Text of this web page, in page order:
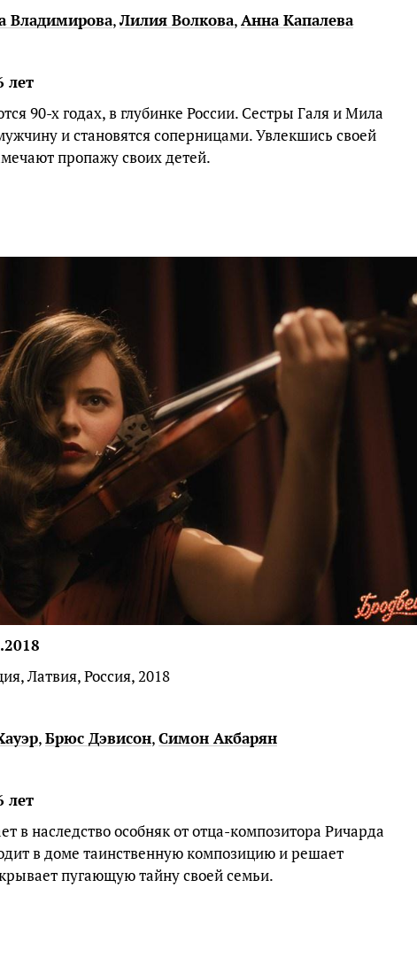
Владимирова,Лилия Волкова,Анна Капалева
лет
90-х годах, в глубинке России. Сестры Галя и Мила
и становятся соперницами. Увлекшись своей
пропажу своих детей.
Латвия, Россия, 2018
,Брюс Дэвисон,Симон Акбарян
лет
в наследство особняк от отца-композитора Ричарда
в доме таинственную композицию и решает
пугающую тайну своей семьи.